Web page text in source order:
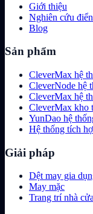
Giới thiệu
Nghiên cứu
Blog
Sản phẩm
CleverMax hệ
CleverNode hệ
CleverMax hệ
CleverMax kho
YunDao hệ
Hệ thống tích
Giải pháp
Dệt may gia
May mặc
Trang trí nhà